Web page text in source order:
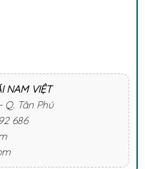
NAM VIỆT
Q. Tân Phú
686